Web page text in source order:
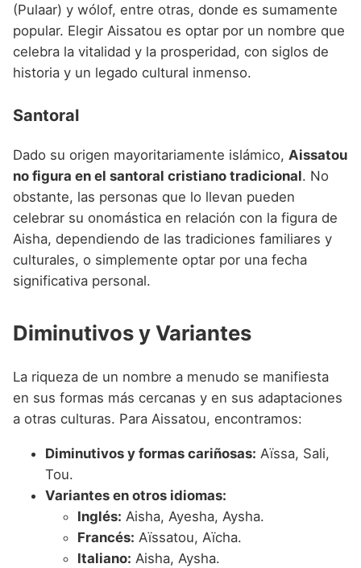
(Pulaar) y wólof, entre otras, donde es sumamente
popular. Elegir Aissatou es optar por un nombre que
celebra la vitalidad y la prosperidad, con siglos de
historia y un legado cultural inmenso.
Santoral
Dado su origen mayoritariamente islámico, Aissatou
no figura en el santoral cristiano tradicional. No
obstante, las personas que lo llevan pueden
celebrar su onomástica en relación con la figura de
Aisha, dependiendo de las tradiciones familiares y
culturales, o simplemente optar por una fecha
significativa personal.
Diminutivos y Variantes
La riqueza de un nombre a menudo se manifiesta
en sus formas más cercanas y en sus adaptaciones
a otras culturas. Para Aissatou, encontramos:
Diminutivos y formas cariñosas: Aïssa, Sali,
Tou.
Variantes en otros idiomas:
Inglés: Aisha, Ayesha, Aysha.
Francés: Aïssatou, Aïcha.
Italiano: Aisha, Aysha.